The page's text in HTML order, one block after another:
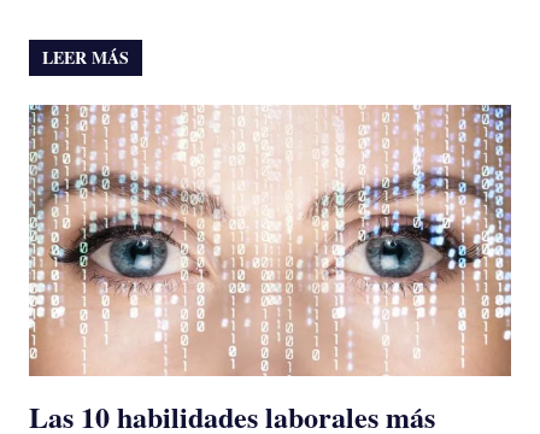
LEER MÁS
Las 10 habilidades laborales más